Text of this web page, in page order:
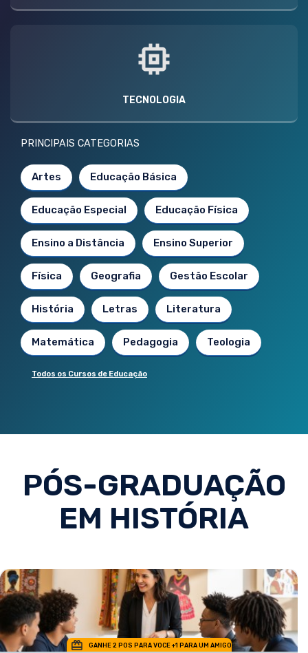
TECNOLOGIA
PRINCIPAIS CATEGORIAS
Artes Educação Básica
Educação Especial Educação Física
Ensino a Distância Ensino Superior
Física Geografia Gestão Escolar
História Letras Literatura
Matemática Pedagogia Teologia
Todos os Cursos de Educação
PÓS-GRADUAÇÃO
EM HISTÓRIA
GANHE 2 POS PARA VOCE +1 PARA UM AMIGO